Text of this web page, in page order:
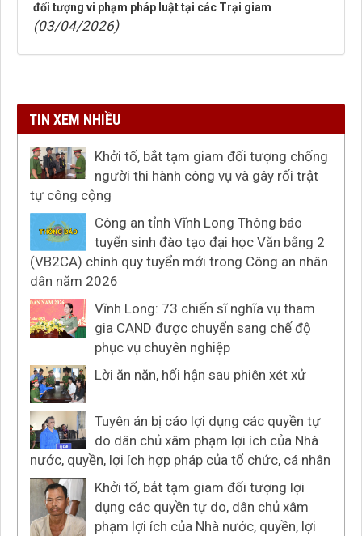
đối tượng vi phạm pháp luật tại các Trại giam
(03/04/2026)
TIN XEM NHIỀU
Khởi tố, bắt tạm giam đối tượng chống
người thi hành công vụ và gây rối trật
tự công cộng
Công an tỉnh Vĩnh Long Thông báo
tuyển sinh đào tạo đại học Văn bằng 2
(VB2CA) chính quy tuyển mới trong Công an nhân
dân năm 2026
Vĩnh Long: 73 chiến sĩ nghĩa vụ tham
gia CAND được chuyển sang chế độ
phục vụ chuyên nghiệp
Lời ăn năn, hối hận sau phiên xét xử
Tuyên án bị cáo lợi dụng các quyền tự
do dân chủ xâm phạm lợi ích của Nhà
nước, quyền, lợi ích hợp pháp của tổ chức, cá nhân
Khởi tố, bắt tạm giam đối tượng lợi
dụng các quyền tự do, dân chủ xâm
phạm lợi ích của Nhà nước, quyền, lợi